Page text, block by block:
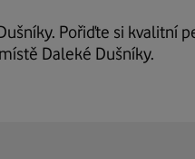
Pořiďte si kvalitní
Daleké Dušníky.